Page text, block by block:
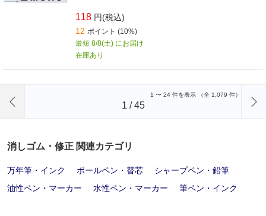
118 円(税込)
12 ポイント (10%)
最短 8/8(土) にお届け
在庫あり
1 〜 24 件を表示 （全 1,079 件）
1 /45
消しゴム・修正 関連カテゴリ
万年筆・インク ボールペン・替芯
シャープペン・鉛筆
油性ペン・マーカー
水性ペン・マーカー 筆ペン・インク